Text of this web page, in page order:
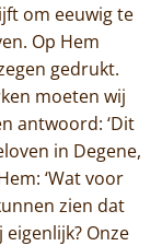
om eeuwig te
Op Hem
gedrukt.
moeten wij
antwoord: ‘Dit
in Degene,
‘Wat voor
zien dat
eigenlijk? Onze